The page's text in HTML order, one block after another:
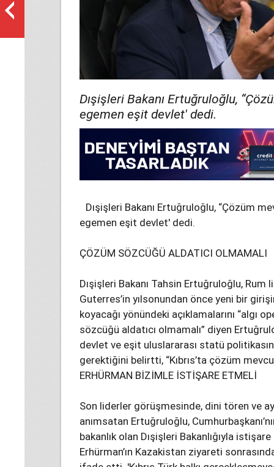
Dışişleri Bakanı Ertuğruloğlu,
egemen eşit devlet' dedi.
Dışişleri Bakanı Ertuğruloğlu, “Çözüm
egemen eşit devlet' dedi.
ÇÖZÜM SÖZCÜĞÜ ALDATICI OLMAMALI
Dışişleri Bakanı Tahsin Ertuğruloğlu,
Guterres’in yılsonundan önce yeni bir
koyacağı yönündeki açıklamalarını “algı
sözcüğü aldatıcı olmamalı” diyen
devlet ve eşit uluslararası statü
gerektiğini belirtti, “Kıbrıs’ta çözüm
ERHÜRMAN BİZİMLE İSTİŞARE ETMELİ
Son liderler görüşmesinde, dini tören ve
anımsatan Ertuğruloğlu,
bakanlık olan Dışişleri Bakanlığıyla
Erhürman’ın Kazakistan ziyareti